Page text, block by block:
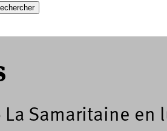
recherche
Samaritaine en